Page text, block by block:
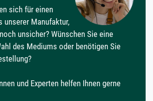
sich für einen
unserer Manufaktur,
unsicher? Wünschen Sie eine
des Mediums oder benötigen Sie
und Experten helfen Ihnen gerne